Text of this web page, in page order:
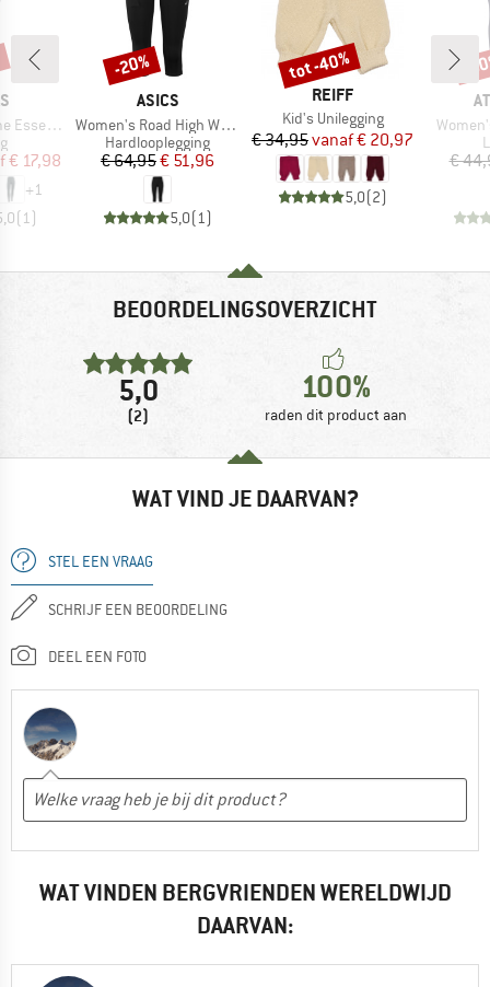
Full Length
prijs
€ 17,98
+1
(1)
MERK
ASICS
Artikel
Women's Road High Waist Capri Tight
Productgroep
Hardlooplegging
Prijs
€ 64,95Verlaagde prijs
€ 51,96
5,0(1)
Korting
-20%
MERK
REIFF
Artikel
Kid's Unilegging
Prijs
€ 34,95 Verlaagde prijs
vanaf€ 20,97
5,0(2)
Korting
tot -40%
Artikel
€
-
BEOORDELINGSOVERZICHT
5,0
(2)
100%
raden dit product aan
WAT VIND JE DAARVAN?
STEL EEN VRAAG
SCHRIJF EEN BEOORDELING
DEEL EEN FOTO
WAT VINDEN BERGVRIENDEN WERELDWIJD
DAARVAN: